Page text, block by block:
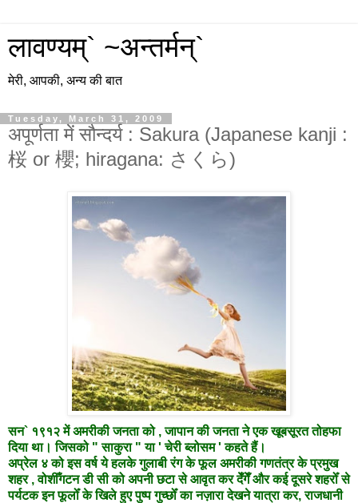
लावण्यम्` ~अन्तर्मन्`
मेरी, आपकी, अन्य की बात
Tuesday, March 31, 2009
अपूर्णता में सौन्दर्य : Sakura (Japanese kanji :
桜 or 櫻; hiragana: さくら)
सन` १९१२ में अमरीकी जनता को , जापान की जनता ने एक खूबसूरत तोहफा
दिया था। जिसको " साकुरा " या ' चेरी ब्लोसम ' कहते हैं।
अप्रेल ४ को इस वर्ष ये हलके गुलाबी रंग के फूल अमरीकी गणतंत्र के प्रमुख
शहर , वोशीँगटन डी सी को अपनी छटा से आवृत कर देँगेँ और कई दूसरे शहरोँ से
पर्यटक इन फूलोँ के खिले हुए पुष्प गुच्छोँ का नज़ारा देखने यात्रा कर, राजधानी